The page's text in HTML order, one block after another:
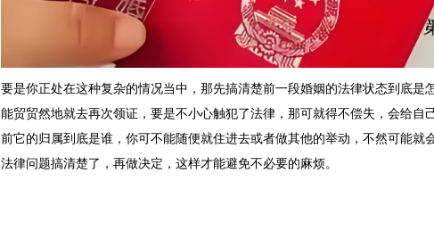
要是你正处在这种复杂的情况当中，那先搞清楚前一段婚姻的法律状态到底
能贸贸然地就去再次领证，要是不小心触犯了法律，那可就得不偿失，会给
前它的归属到底是谁，你可不能随便就住进去或者做其他的举动，不然可能
法律问题搞清楚了，再做决定，这样才能避免不必要的麻烦。